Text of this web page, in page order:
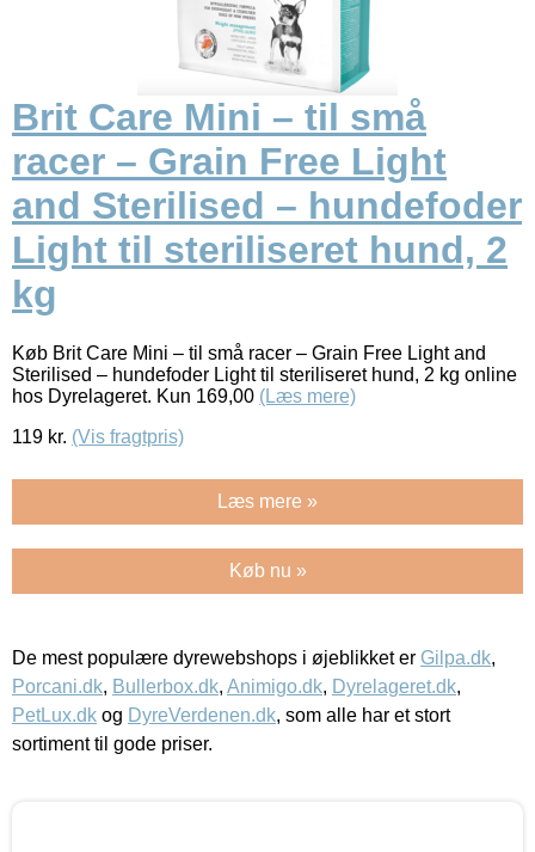
Brit Care Mini – til små
racer – Grain Free Light
and Sterilised – hundefoder
Light til steriliseret hund, 2
kg
Køb Brit Care Mini – til små racer – Grain Free Light and
Sterilised – hundefoder Light til steriliseret hund, 2 kg online
hos Dyrelageret. Kun 169,00 (Læs mere)
119 kr. (Vis fragtpris)
Læs mere »
Køb nu »
De mest populære dyrewebshops i øjeblikket er Gilpa.dk,
Porcani.dk, Bullerbox.dk, Animigo.dk, Dyrelageret.dk,
PetLux.dk og DyreVerdenen.dk, som alle har et stort
sortiment til gode priser.